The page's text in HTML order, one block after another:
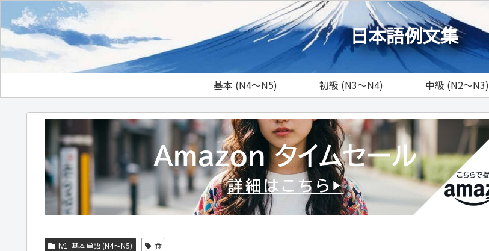
日本語例文集
基本 (N4～N5) 初級 (N3～N4) 中級 (N2～N3)
lv1. 基本単語 (N4～N5) 食